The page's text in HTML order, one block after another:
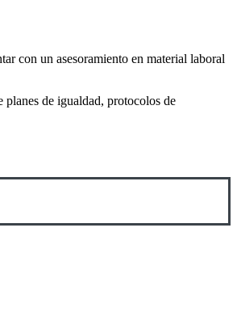
con un asesoramiento en material laboral
planes de igualdad, protocolos de